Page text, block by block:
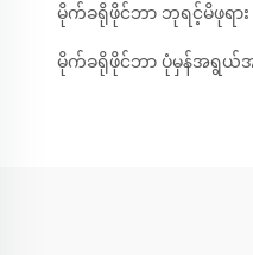
မိုက်ခရိုဖိုင်ဘာ ဘုရင့်မိဖုရာ
မိုက်ခရိုဖိုင်ဘာ ပုံမှန်အရွယ်အစ